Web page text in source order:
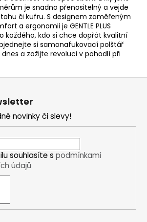
je snadno přenositelný a vejde
či kufru. S designem zaměřeným
a ergonomii je GENTLE PLUS
každého, kdo si chce dopřát kvalitní
si samonafukovací polštář
dnes a zažijte revoluci v pohodlí při
novinky či slevy!
souhlasíte s podmínkami
údajů